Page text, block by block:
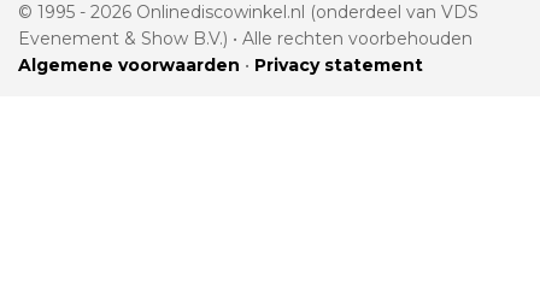
© 1995 - 2026 Onlinediscowinkel.nl (onderdeel van VDS
Evenement & Show B.V.) • Alle rechten voorbehouden
Algemene voorwaarden • Privacy statement